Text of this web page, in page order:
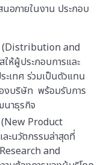
อภายในงาน ประกอบ
(Distribution and
ห้ผู้ประกอบการและ
เทศ ร่วมเป็นตัวแทน
งบริษัท พร้อมรับการ
าธุรกิจ
Product
นวัตกรรมล่าสุดที่
and